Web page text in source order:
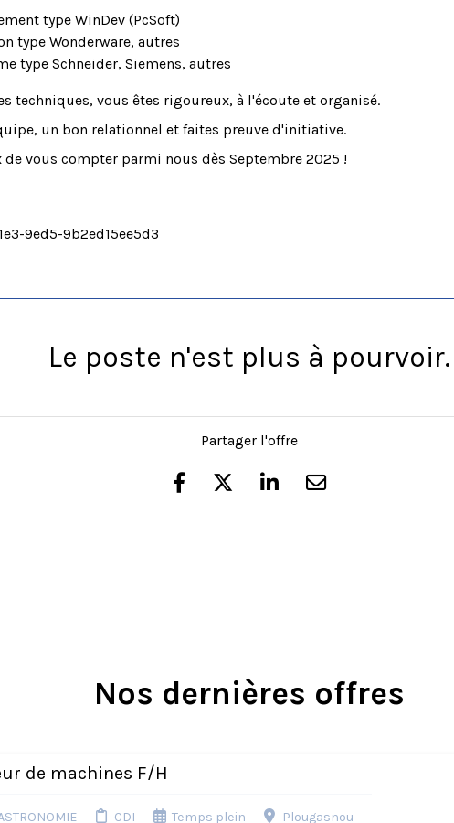
type WinDev (PcSoft)
type Wonderware, autres
type Schneider, Siemens, autres
techniques, vous êtes rigoureux, à l'écoute et organisé.
un bon relationnel et faites preuve d'initiative.
de vous compter parmi nous dès Septembre 2025 !
9ed5-9b2ed15ee5d3
Le poste n'est plus à pourvoir.
Partager l'offre
Nos dernières offres
de machines F/H
CDI Temps plein Plougasnou